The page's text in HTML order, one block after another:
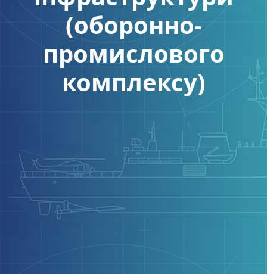
(оборонно-
промислового
комплексу)